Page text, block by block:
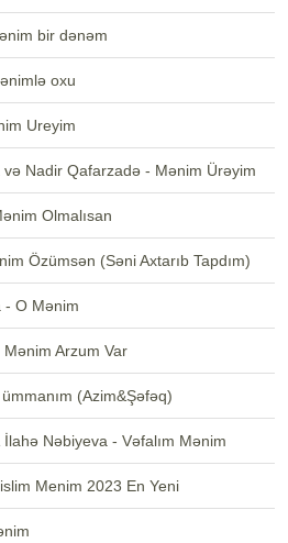
bir dənəm
oxu
Ureyim
Nadir Qafarzadə - Mənim Ürəyim
Olmalısan
Özümsən (Səni Axtarıb Tapdım)
- O Mənim
Arzum Var
(Azim&Şəfəq)
Nəbiyeva - Vəfalım Mənim
Menim 2023 En Yeni